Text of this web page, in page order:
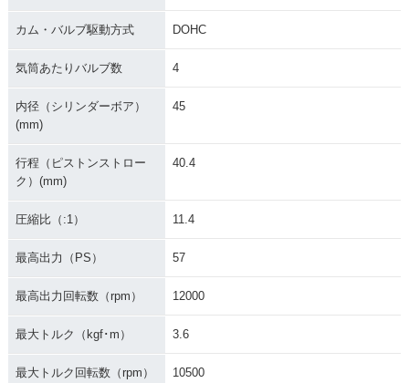
カム・バルブ駆動方式 DOHC
気筒あたりバルブ数 4
内径（シリンダーボア）
(mm)
45
行程（ピストンストロー
ク）(mm)
40.4
圧縮比（:1） 11.4
最高出力（PS） 57
最高出力回転数（rpm） 12000
最大トルク（kgf･m） 3.6
最大トルク回転数（rpm） 10500